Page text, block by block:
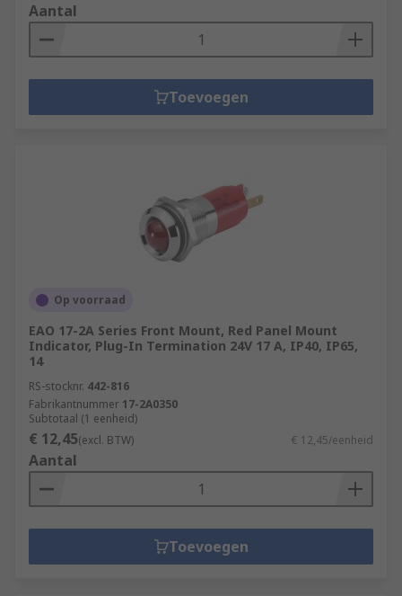
Aantal
Toevoegen
Op voorraad
EAO 17-2A Series Front Mount, Red Panel Mount
Indicator, Plug-In Termination 24V 17 A, IP40, IP65,
14
RS-stocknr. 442-816
Fabrikantnummer 17-2A0350
Subtotaal (1 eenheid)
€ 12,45(excl. BTW) € 12,45/eenheid
Aantal
Toevoegen